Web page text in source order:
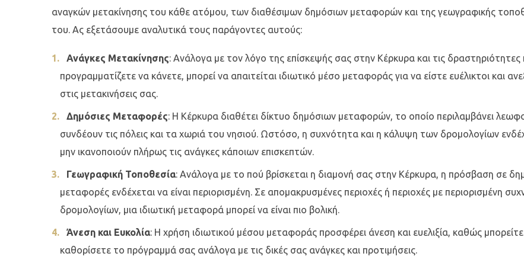
αναγκών μετακίνησης του κάθε ατόμου, των διαθέσιμων δημόσιων μεταφορών και της γεωγραφικής
του. Ας εξετάσουμε αναλυτικά τους παράγοντες αυτούς:
Ανάγκες Μετακίνησης: Ανάλογα με τον λόγο της επίσκεψής σας στην Κέρκυρα και τις δραστηριότητες
προγραμματίζετε να κάνετε, μπορεί να απαιτείται ιδιωτικό μέσο μεταφοράς για να είστε ευέλικτοι και
στις μετακινήσεις σας.
Δημόσιες Μεταφορές: Η Κέρκυρα διαθέτει δίκτυο δημόσιων μεταφορών, το οποίο περιλαμβάνει
συνδέουν τις πόλεις και τα χωριά του νησιού. Ωστόσο, η συχνότητα και η κάλυψη των δρομολογίων
μην ικανοποιούν πλήρως τις ανάγκες κάποιων επισκεπτών.
Γεωγραφική Τοποθεσία: Ανάλογα με το πού βρίσκεται η διαμονή σας στην Κέρκυρα, η πρόσβαση σε
μεταφορές ενδέχεται να είναι περιορισμένη. Σε απομακρυσμένες περιοχές ή περιοχές με περιορισμένη
δρομολογίων, μια ιδιωτική μεταφορά μπορεί να είναι πιο βολική.
Άνεση και Ευκολία: Η χρήση ιδιωτικού μέσου μεταφοράς προσφέρει άνεση και ευελιξία, καθώς
καθορίσετε το πρόγραμμά σας ανάλογα με τις δικές σας ανάγκες και προτιμήσεις.